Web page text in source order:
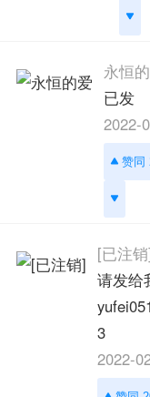
永恒
已发
2022-
赞同
[已注
请发给
3
2022-